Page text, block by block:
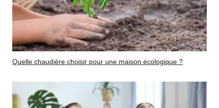
Quelle chaudière choisir pour une maison écologique ?